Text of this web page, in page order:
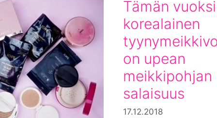
Tämän vuoksi
korealainen
on upean
meikkipohjan
salaisuus
17.12.2018